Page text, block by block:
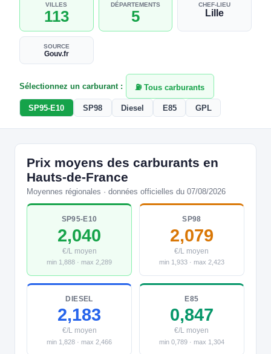
VILLES
113
DÉPARTEMENTS
5
CHEF-LIEU
Lille
SOURCE
Gouv.fr
Sélectionnez un carburant : ⛽ Tous carburants
SP95-E10 SP98 Diesel E85 GPL
Prix moyens des carburants en
Hauts-de-France
Moyennes régionales · données officielles du 07/08/2026
SP95-E10
2,040
€/L moyen
min 1,888 · max 2,289
SP98
2,079
€/L moyen
min 1,933 · max 2,423
DIESEL
2,183
€/L moyen
min 1,828 · max 2,466
E85
0,847
€/L moyen
min 0,789 · max 1,304